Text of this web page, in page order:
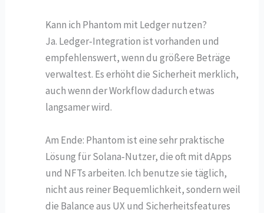
Kann ich Phantom mit Ledger nutzen?
Ja. Ledger‑Integration ist vorhanden und
empfehlenswert, wenn du größere Beträge
verwaltest. Es erhöht die Sicherheit merklich,
auch wenn der Workflow dadurch etwas
langsamer wird.
Am Ende: Phantom ist eine sehr praktische
Lösung für Solana‑Nutzer, die oft mit dApps
und NFTs arbeiten. Ich benutze sie täglich,
nicht aus reiner Bequemlichkeit, sondern weil
die Balance aus UX und Sicherheitsfeatures